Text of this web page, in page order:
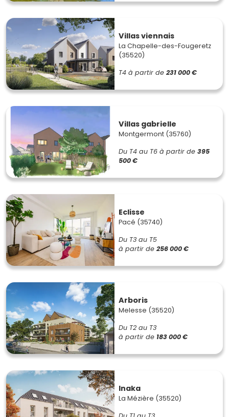
Villas viennais
La Chapelle-des-Fougeretz
(35520)
T4 à partir de 231 000 €
Villas gabrielle
Montgermont (35760)
Du T4 au T6 à partir de 395
500 €
Eclisse
Pacé (35740)
Du T3 au T5
à partir de 256 000 €
Arboris
Melesse (35520)
Du T2 au T3
à partir de 183 000 €
Inaka
La Mézière (35520)